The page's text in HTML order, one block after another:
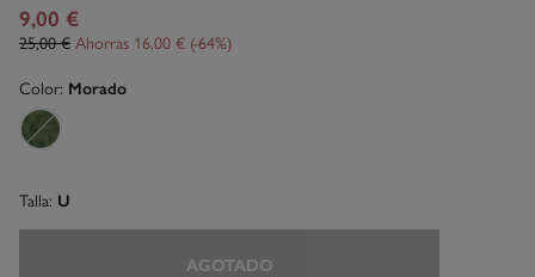
9,00 €
25,00 € Ahorras 16,00 € 64
Color: Morado
Talla: U
AGOTADO